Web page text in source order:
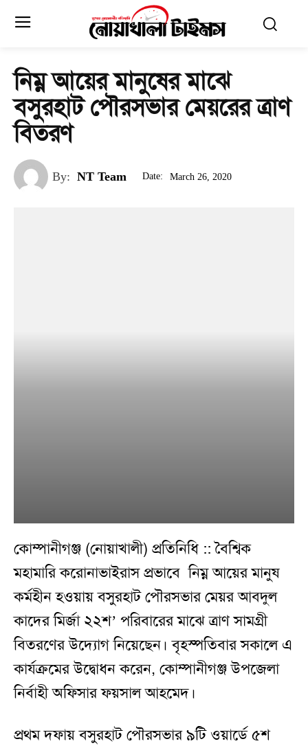
নিম্ন আয়ের মানুষের মাঝে
বসুরহাট পৌরসভার মেয়রের ত্রাণ
বিতরণ
By: NT Team Date: March 26, 2020
কোম্পানীগঞ্জ (নোয়াখালী) প্রতিনিধি :: বৈশ্বিক
মহামারি করোনাভাইরাস প্রভাবে নিম্ন আয়ের মানুষ
কর্মহীন হওয়ায় বসুরহাট পৌরসভার মেয়র আবদুল
কাদের মির্জা ২২শ’ পরিবারের মাঝে ত্রাণ সামগ্রী
বিতরণের উদ্যোগ নিয়েছেন। বৃহস্পতিবার সকালে এ
কার্যক্রমের উদ্বোধন করেন, কোম্পানীগঞ্জ উপজেলা
নির্বাহী অফিসার ফয়সাল আহমেদ।
প্রথম দফায় বসুরহাট পৌরসভার ৯টি ওয়ার্ডে ৫শ